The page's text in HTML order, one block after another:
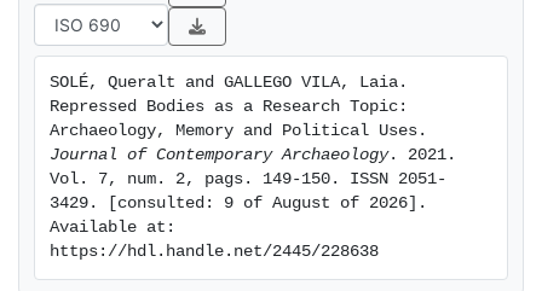
SOLÉ, Queralt and GALLEGO VILA, Laia.
Repressed Bodies as a Research Topic:
Journal of Contemporary Archaeology. 2021.
Vol. 7, num. 2, pags. 149-150. ISSN 2051-
3429. [consulted: 9 of August of 2026].
Available at:
https://hdl.handle.net/2445/228638